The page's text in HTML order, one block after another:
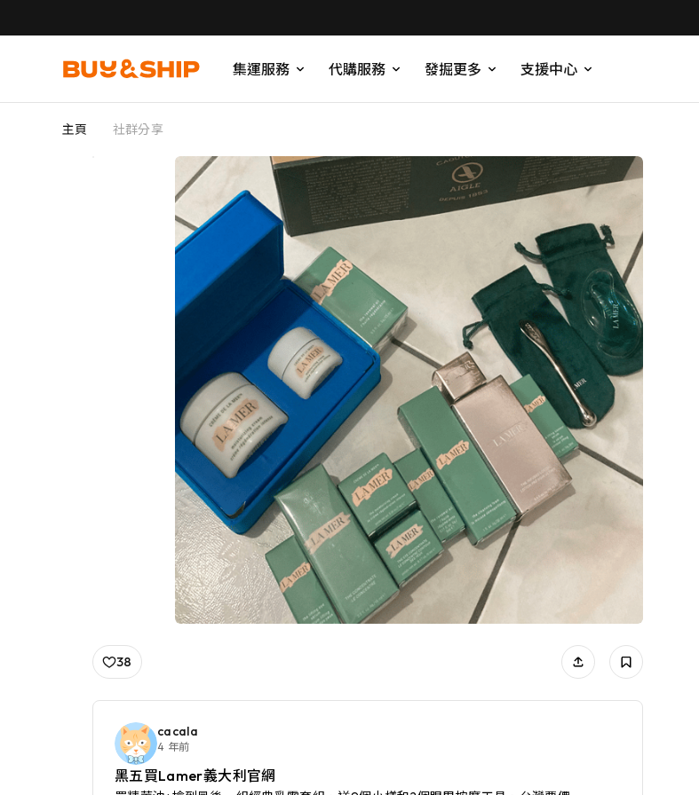
集運服務 代購服務 發掘更多 支援中心
主頁 社群分享
38
cacala
4 年前
黑五買Lamer義大利官網